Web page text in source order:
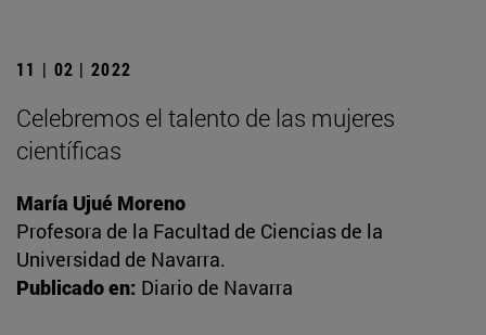
11 | 02 | 2022
Celebremos el talento de las mujeres
científicas
María Ujué Moreno
Profesora de la Facultad de Ciencias de la
Universidad de Navarra.
Publicado en: Diario de Navarra